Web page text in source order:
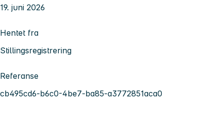
19. juni 2026
Hentet fra
Stillingsregistrering
Referanse
cb495cd6-b6c0-4be7-ba85-a3772851aca0